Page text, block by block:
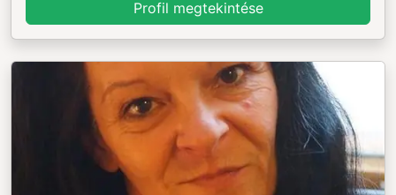
Profil megtekintése